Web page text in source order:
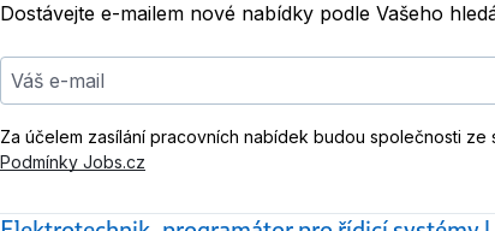
Dostávejte e-mailem nové nabídky podle Vašeho
Váš e-mail
Za účelem zasílání pracovních nabídek budou společnosti ze
Podmínky Jobs.cz